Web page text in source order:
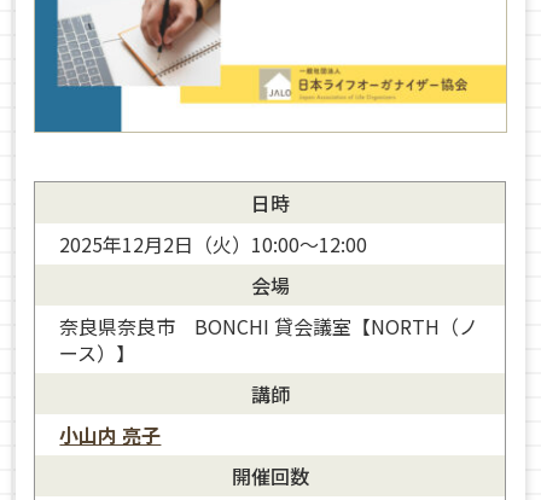
日時
2025年12月2日（火）10:00～12:00
会場
奈良県奈良市 BONCHI 貸会議室【NORTH（ノ
ース）】
講師
小山内 亮子
開催回数